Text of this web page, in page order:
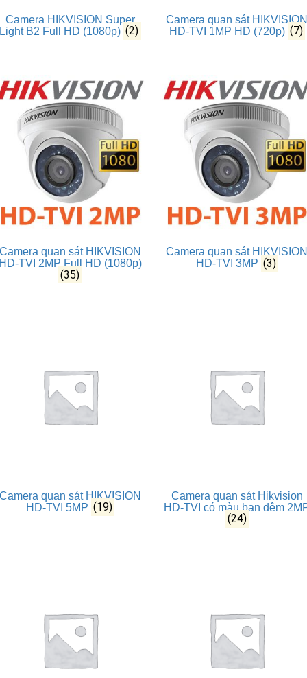
Camera HIKVISION Super
Light B2 Full HD (1080p) (2)
Camera quan sát
HD-TVI 1MP HD (720p) (7)
quan sát HIKVISION
TVI 2MP Full HD (1080p)
(35)
Camera quan sát
HD-TVI 3MP (3)
quan sát HIKVISION
HD-TVI 5MP (19)
Camera quan sát Hikvision
HD-TVI có màu ban đêm
(24)